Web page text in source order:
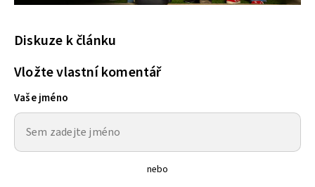
Diskuze k článku
Vložte vlastní komentář
Vaše jméno
nebo